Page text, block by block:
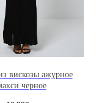
вискозы ажурное
черное